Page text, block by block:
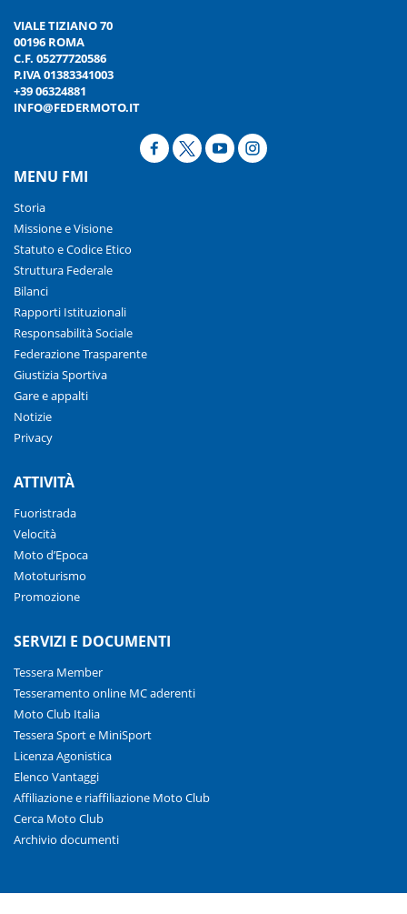
VIALE TIZIANO 70
00196 ROMA
C.F. 05277720586
P.IVA 01383341003
+39 06324881
INFO@FEDERMOTO.IT
MENU FMI
Storia
Missione e Visione
Statuto e Codice Etico
Struttura Federale
Bilanci
Rapporti Istituzionali
Responsabilità Sociale
Federazione Trasparente
Giustizia Sportiva
Gare e appalti
Notizie
Privacy
ATTIVITÀ
Fuoristrada
Velocità
Moto d’Epoca
Mototurismo
Promozione
SERVIZI E DOCUMENTI
Tessera Member
Tesseramento online MC aderenti
Moto Club Italia
Tessera Sport e MiniSport
Licenza Agonistica
Elenco Vantaggi
Affiliazione e riaffiliazione Moto Club
Cerca Moto Club
Archivio documenti